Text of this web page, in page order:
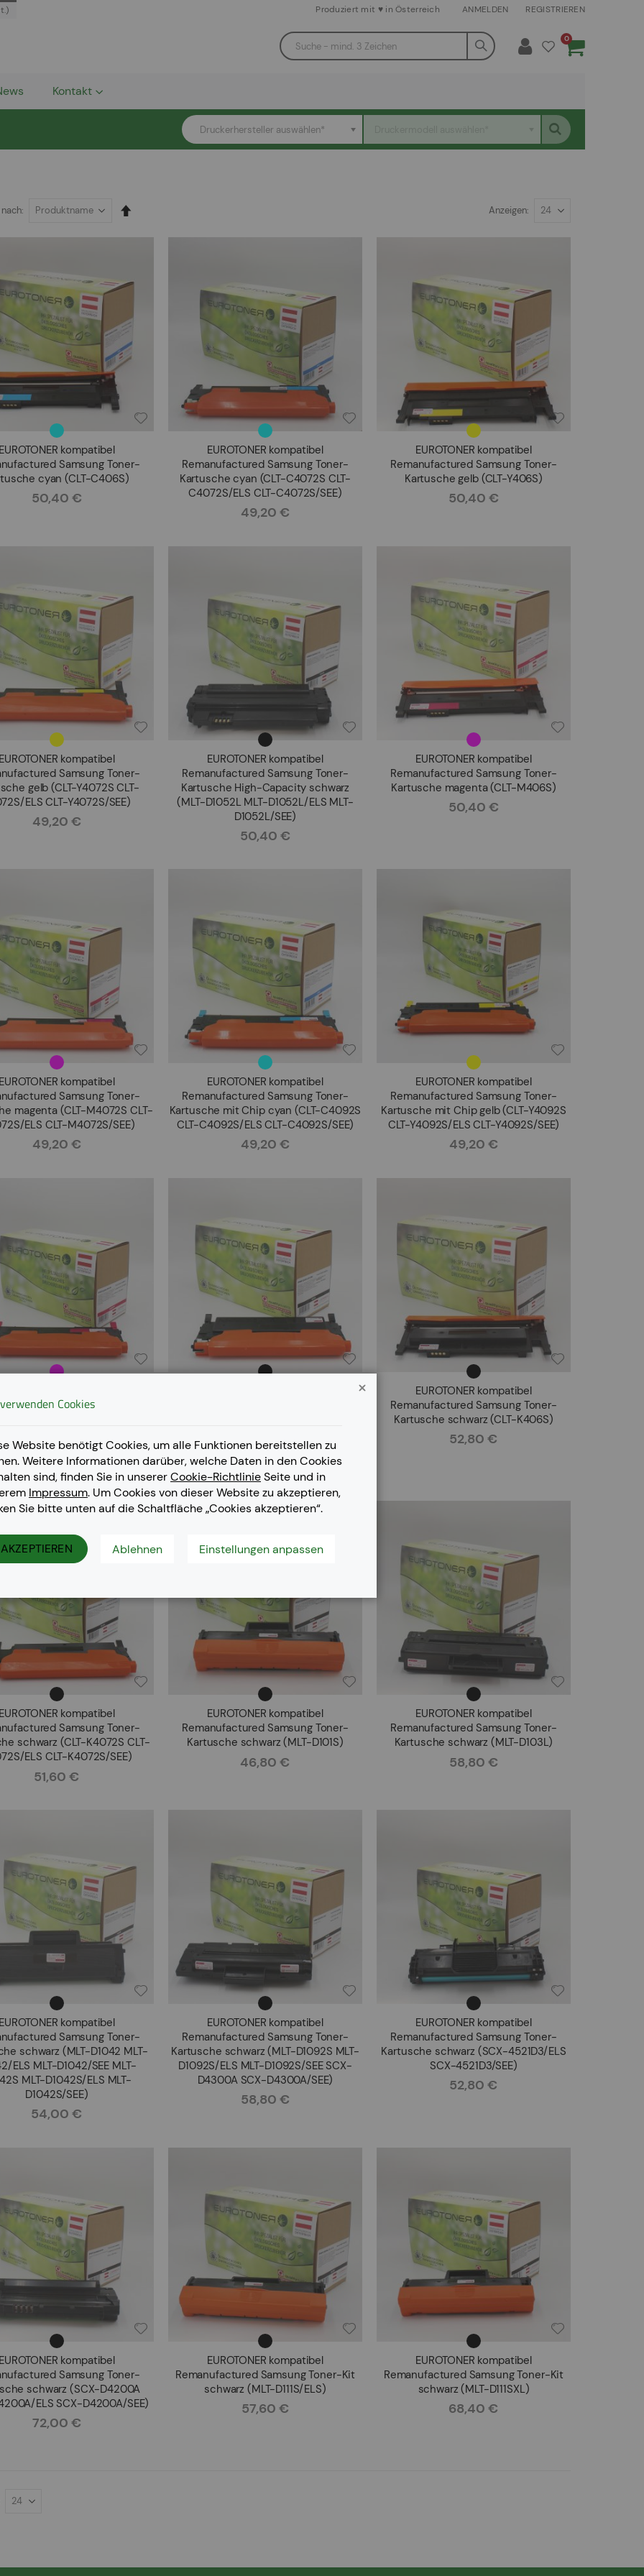
Produziert mit ♥ in Österreich ANMELDEN REGISTRIEREN
Warenkorb
0Artikel
Kontakt
Druckerhersteller auswählen*
Anzeigen
EUROTONER kompatibel
Samsung Toner-
cyan (CLT-C406S)
Rating:
50,40 €
EUROTONER kompatibel
Remanufactured Samsung Toner-
Kartusche cyan (CLT-C4072S CLT-
C4072S/ELS CLT-C4072S/SEE)
Rating:
49,20 €
EUROTONER kompatibel
Remanufactured Samsung Toner-
Kartusche gelb (CLT-Y406S)
Rating:
50,40 €
EUROTONER kompatibel
Samsung Toner-
gelb (CLT-Y4072S CLT-
ELS CLT-Y4072S/SEE)
Rating:
49,20 €
EUROTONER kompatibel
Remanufactured Samsung Toner-
Kartusche High-Capacity schwarz
(MLT-D1052L MLT-D1052L/ELS MLT-
D1052L/SEE)
Rating:
50,40 €
EUROTONER kompatibel
Remanufactured Samsung Toner-
Kartusche magenta (CLT-M406S)
Rating:
50,40 €
EUROTONER kompatibel
Samsung Toner-
magenta (CLT-M4072S CLT-
ELS CLT-M4072S/SEE)
Rating:
49,20 €
EUROTONER kompatibel
Remanufactured Samsung Toner-
Kartusche mit Chip cyan (CLT-C4092S
CLT-C4092S/ELS CLT-C4092S/SEE)
Rating:
49,20 €
EUROTONER kompatibel
Remanufactured Samsung Toner-
Kartusche mit Chip gelb (CLT-Y4092S
CLT-Y4092S/ELS CLT-Y4092S/SEE)
Rating:
49,20 €
Samsung Toner-
M4092S/SEE)
Rating:
49,20 €
K4092S/SEE CLT-K409S/SEE)
Rating:
49,20 €
EUROTONER kompatibel
Remanufactured Samsung Toner-
Kartusche schwarz (CLT-K406S)
Rating:
52,80 €
EUROTONER kompatibel
Samsung Toner-
schwarz (CLT-K4072S CLT-
ELS CLT-K4072S/SEE)
Rating:
51,60 €
EUROTONER kompatibel
Remanufactured Samsung Toner-
Kartusche schwarz (MLT-D101S)
Rating:
46,80 €
EUROTONER kompatibel
Remanufactured Samsung Toner-
Kartusche schwarz (MLT-D103L)
Rating:
58,80 €
EUROTONER kompatibel
Samsung Toner-
schwarz (MLT-D1042 MLT-
ELS MLT-D1042/SEE MLT-
MLT-D1042S/ELS MLT-
D1042S/SEE)
Rating:
54,00 €
EUROTONER kompatibel
Remanufactured Samsung Toner-
Kartusche schwarz (MLT-D1092S MLT-
D1092S/ELS MLT-D1092S/SEE SCX-
D4300A SCX-D4300A/SEE)
Rating:
58,80 €
EUROTONER kompatibel
Remanufactured Samsung Toner-
Kartusche schwarz (SCX-4521D3/ELS
SCX-4521D3/SEE)
Rating:
52,80 €
EUROTONER kompatibel
Samsung Toner-
schwarz (SCX-D4200A
ELS SCX-D4200A/SEE)
Rating:
72,00 €
EUROTONER kompatibel
Remanufactured Samsung Toner-Kit
schwarz (MLT-D111S/ELS)
Rating:
57,60 €
EUROTONER kompatibel
Remanufactured Samsung Toner-Kit
schwarz (MLT-D111SXL)
Rating:
68,40 €
Cookies
Website benötigt Cookies, um alle Funktionen bereitstellen zu
Weitere Informationen darüber, welche Daten in den Cookies
sind, finden Sie in unsererCookie-RichtlinieSeite und in
Impressum. Um Cookies von dieser Website zu akzeptieren,
Sie bitte unten auf die Schaltfläche „Cookies akzeptieren“.
AKZEPTIEREN Ablehnen Einstellungen anpassen